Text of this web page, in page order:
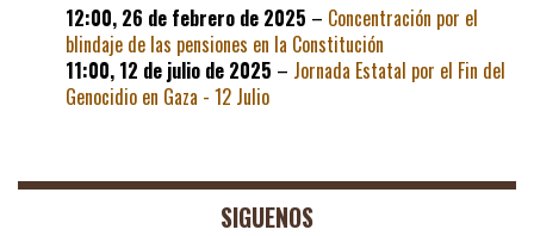
12:00, 26 de febrero de 2025 – Concentración por el
blindaje de las pensiones en la Constitución
11:00, 12 de julio de 2025 – Jornada Estatal por el Fin del
Genocidio en Gaza - 12 Julio
SIGUENOS